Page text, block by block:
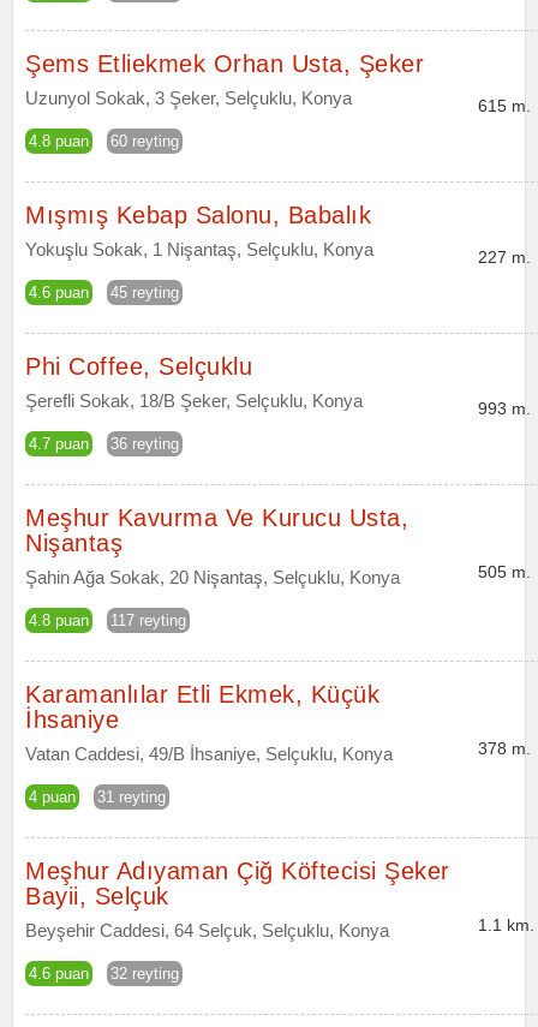
Şems Etliekmek Orhan Usta, Şeker
Uzunyol Sokak, 3 Şeker, Selçuklu, Konya
4.8 puan 60 reyting
615 m.
Mışmış Kebap Salonu, Babalık
Yokuşlu Sokak, 1 Nişantaş, Selçuklu, Konya
4.6 puan 45 reyting
227 m.
Phi Coffee, Selçuklu
Şerefli Sokak, 18/B Şeker, Selçuklu, Konya
4.7 puan 36 reyting
993 m.
Meşhur Kavurma Ve Kurucu Usta,
Nişantaş
Şahin Ağa Sokak, 20 Nişantaş, Selçuklu, Konya
4.8 puan 117 reyting
505 m.
Karamanlılar Etli Ekmek, Küçük
İhsaniye
Vatan Caddesi, 49/B İhsaniye, Selçuklu, Konya
4 puan 31 reyting
378 m.
Meşhur Adıyaman Çiğ Köftecisi Şeker
Bayii, Selçuk
Beyşehir Caddesi, 64 Selçuk, Selçuklu, Konya
4.6 puan 32 reyting
1.1 km.